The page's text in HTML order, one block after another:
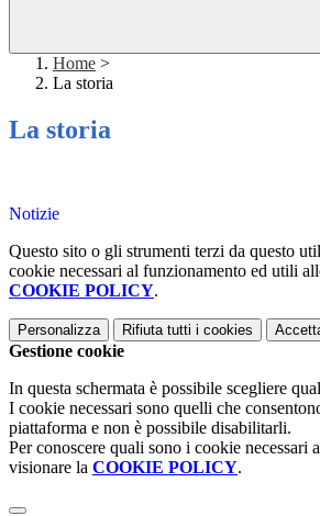
Home >
La storia
La storia
Notizie
Questo sito o gli strumenti terzi da questo
cookie necessari al funzionamento ed utili
COOKIE POLICY.
Personalizza Rifiuta tutti i cookies
Gestione cookie
In questa schermata è possibile scegliere
I cookie necessari sono quelli che
piattaforma e non è possibile disabilitarli.
Per conoscere quali sono i cookie necessari
visionare la COOKIE POLICY.